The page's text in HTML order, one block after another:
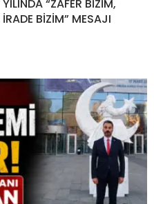
YILINDA “ZAFER BİZİM,
İRADE BİZİM” MESAJI